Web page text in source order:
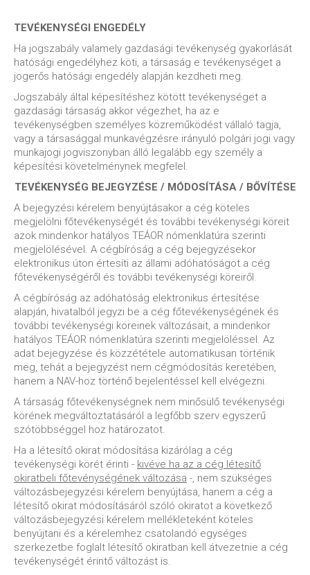
TEVÉKENYSÉGI ENGEDÉLY
Ha jogszabály valamely gazdasági tevékenység gyakorlását
hatósági engedélyhez köti, a társaság e tevékenységet a
jogerős hatósági engedély alapján kezdheti meg.
Jogszabály által képesítéshez kötött tevékenységet a
gazdasági társaság akkor végezhet, ha az e
tevékenységben személyes közreműködést vállaló tagja,
vagy a társasággal munkavégzésre irányuló polgári jogi vagy
munkajogi jogviszonyban álló legalább egy személy a
képesítési követelménynek megfelel.
TEVÉKENYSÉG BEJEGYZÉSE / MÓDOSÍTÁSA / BŐVÍTÉSE
A bejegyzési kérelem benyújtásakor a cég köteles
megjelölni főtevékenységét és további tevékenységi köreit
azok mindenkor hatályos TEÁOR nómenklatúra szerinti
megjelölésével. A cégbíróság a cég bejegyzésekor
elektronikus úton értesíti az állami adóhatóságot a cég
főtevékenységéről és további tevékenységi köreiről.
A cégbíróság az adóhatóság elektronikus értesítése
alapján, hivatalból jegyzi be a cég főtevékenységének és
további tevékenységi köreinek változásait, a mindenkor
hatályos TEÁOR nómenklatúra szerinti megjelöléssel. Az
adat bejegyzése és közzététele automatikusan történik
meg, tehát a bejegyzést nem cégmódosítás keretében,
hanem a NAV-hoz történő bejelentéssel kell elvégezni.
A társaság főtevékenységnek nem minősülő tevékenységi
körének megváltoztatásáról a legfőbb szerv egyszerű
szótöbbséggel hoz határozatot.
Ha a létesítő okirat módosítása kizárólag a cég
tevékenységi körét érinti - kivéve ha az a cég létesítő
okiratbeli főtevénységének változása -, nem szükséges
változásbejegyzési kérelem benyújtása, hanem a cég a
létesítő okirat módosításáról szóló okiratot a következő
változásbejegyzési kérelem mellékleteként köteles
benyújtani és a kérelemhez csatolandó egységes
szerkezetbe foglalt létesítő okiratban kell átvezetnie a cég
tevékenységét érintő változást is.